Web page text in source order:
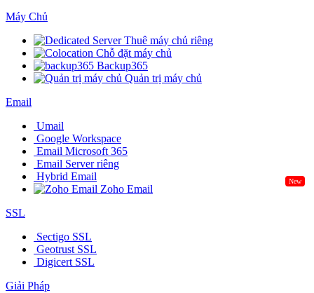
Máy Chủ
Thuê máy chủ riêng
Chỗ đặt máy chủ
Backup365
Quản trị máy chủ
Email
Umail
Google Workspace
Email Microsoft 365
Email Server riêng
Hybrid Email
New
Zoho Email
SSL
Sectigo SSL
Geotrust SSL
Digicert SSL
Giải Pháp